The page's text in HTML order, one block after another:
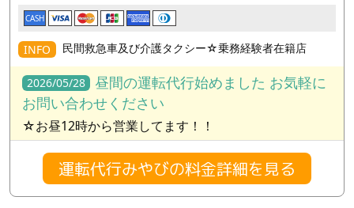
CASH
INFO 民間救急車及び介護タクシー☆乗務経験者在籍店
2026/05/28
昼間の運転代行始めました お気軽に
お問い合わせください
☆お昼12時から営業してます！！
運転代行みやびの料金詳細を見る